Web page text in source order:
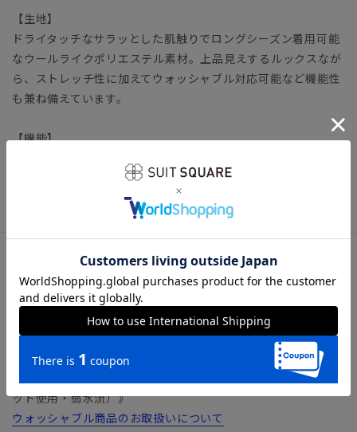
【生地】
ドライタッチなサラッとした肌触りでロングシーズン着用可能
なウールライクポリエステル素材。上品見えするルックスなが
ら、ストレッチ性に加えてウォッシャブル対応可能など機能性
も兼ね備えています。
【機能】
レディーススーツ ビジネス
アイテム詳細
＊セット着用可（ジャケット、パンツは別売りとなります。）
ジャケット：E4627J1-MD パンツ：E4627P1-MD
【仕様】バックファスナー／フレア／滑り止め／裏地
【洗濯表示】ドライクリーニング・家庭洗濯可《洗濯機可（ネ
ット使用・弱水流）》
ウォッシャブル商品のお取扱いについて